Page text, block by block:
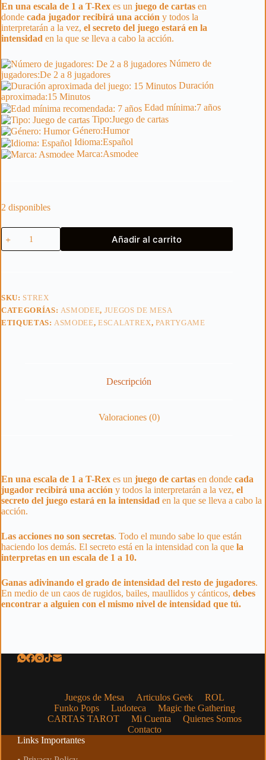
En una escala de 1 a T-Rex es un juego de cartas en
donde cada jugador recibirá una acción y todos la
interpretarán a la vez, el secreto del juego estará en la
intensidad en la que se lleva a cabo la acción.
Número de
jugadores:De 2 a 8 jugadores
Duración
aproximada:15 Minutos
Edad mínima:7 años
Tipo:Juego de cartas
Género:Humor
Idioma:Español
Marca:Asmodee
2 disponibles
En
una
escala
Rex
cantidad
Añadir al carrito
SKU: STREX
CATEGORÍAS: ASMODEE, JUEGOS DE MESA
ETIQUETAS:ASMODEE,ESCALATREX, PARTYGAME
Descripción
Valoraciones (0)
En una escala de 1 a T-Rex es un juego de cartas en donde cada
jugador recibirá una acción y todos la interpretarán a la vez, el
secreto del juego estará en la intensidad en la que se lleva a cabo la
acción.
Las acciones no son secretas. Todo el mundo sabe lo que están
haciendo los demás. El secreto está en la intensidad con la que la
interpretas en un escala de 1 a 10.
Ganas adivinando el grado de intensidad del resto de jugadores.
En medio de un caos de rugidos, bailes, maullidos y cánticos, debes
encontrar a alguien con el mismo nivel de intensidad que tú.
Juegos de Mesa Articulos Geek
ROL
Funko Pops
Ludoteca
Magic the Gathering
CARTAS TAROT
Mi Cuenta
Quienes Somos
Contacto
Links Importantes